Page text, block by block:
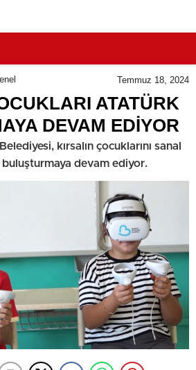
Temmuz 18, 2024
ATATÜRK
DEVAM EDİYOR
kırsalın çocuklarını sanal
devam ediyor.